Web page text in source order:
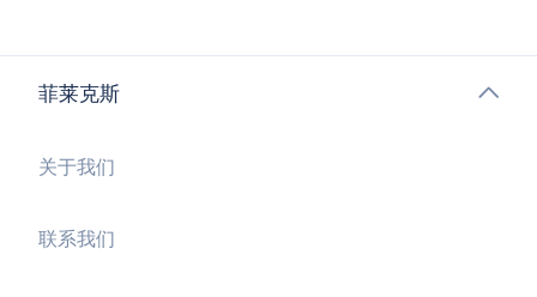
菲莱克斯
关于我们
联系我们